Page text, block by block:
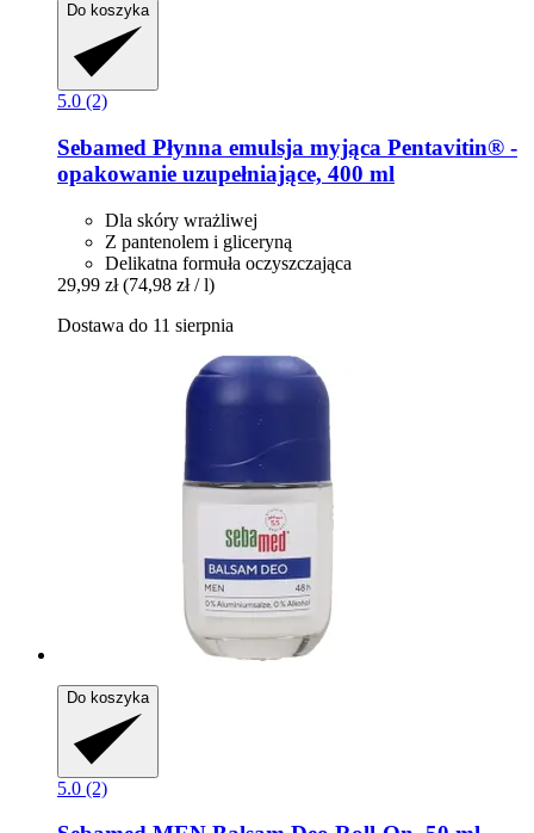
Do koszyka
5.0 (2)
Sebamed Płynna emulsja myjąca Pentavitin® -​
opakowanie uzupełniające, 400 ml
Dla skóry wrażliwej
Z pantenolem i gliceryną
Delikatna formuła oczyszczająca
29,99 zł (74,98 zł / l)
Dostawa do 11 sierpnia
Do koszyka
5.0 (2)